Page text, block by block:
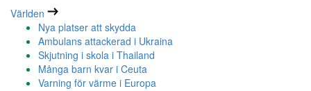
Världen
Nya platser att skydda
Ambulans attackerad i Ukraina
Skjutning i skola i Thailand
Många barn kvar i Ceuta
Varning för värme i Europa